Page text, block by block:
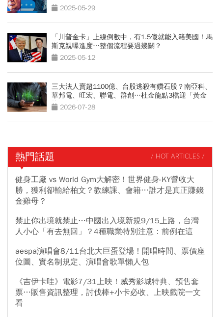
2025-05-29
「川普金卡」上線倒數中，有1.5億就能入籍美國！馬
斯克親曝進度…整個流程要過幾關？
2025-05-12
三大法人賣超1100億、台股逃殺有鑽石股？南亞科、
華邦電、旺宏、聯電、群創…杜金龍點3檔迎「黃金
坑」買點
2026-07-28
熱門話題 / HOT ARTICLES /
健身工廠 vs World Gym大解密！世界健身-KY營收大
勝，獲利卻輸給柏文？教練課、會籍…誰才是真正賺錢
金雞母？
禁止你出境就禁止…中國出入境新規9/15上路，台灣
人小心「有去無回」？4種職業特別注意：前例在這
aespa演唱會8/11台北大巨蛋登場！開唱時間、票價座
位圖、實名制規定、演唱會歌單懶人包
《吉伊卡哇》電影7/31上映！威秀影城特典、預售套
票…販售資訊整理，討伐棒+小卡必收、上映戲院一文
看